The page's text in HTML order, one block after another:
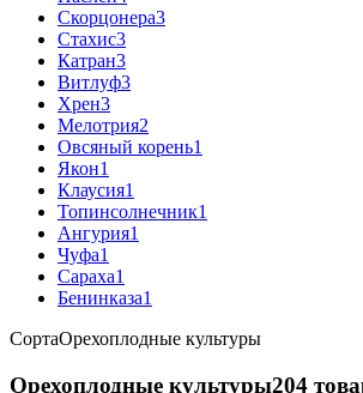
Скорцонера3
Стахис3
Катран3
Витлуф3
Хрен3
Мелотрия2
Овсяный корень1
Якон1
Клаусия1
Топинсолнечник1
Ангурия1
Чуфа1
Сараха1
Бенинказа1
СортаОрехоплодные культуры
Орехоплодные культуры204